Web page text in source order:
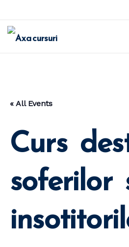
« All Events
Curs
soferilor